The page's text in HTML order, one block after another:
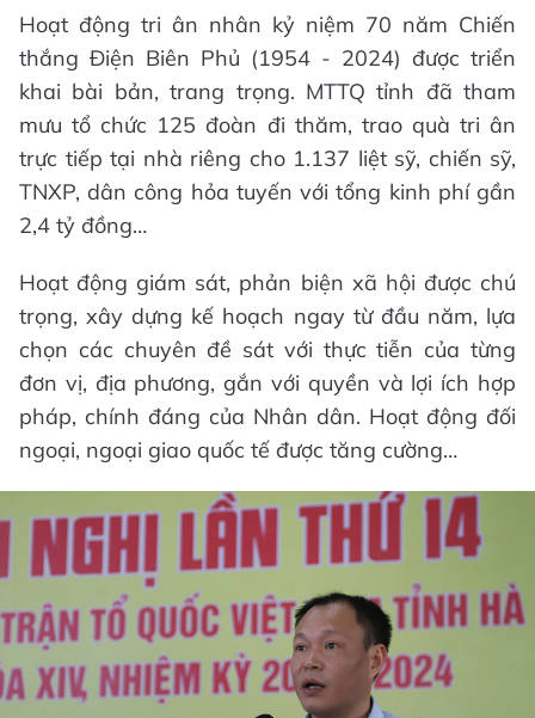
Hoạt động tri ân nhân kỷ niệm 70 năm Chiến
thắng Điện Biên Phủ (1954 - 2024) được triển
khai bài bản, trang trọng. MTTQ tỉnh đã tham
mưu tổ chức 125 đoàn đi thăm, trao quà tri ân
trực tiếp tại nhà riêng cho 1.137 liệt sỹ, chiến sỹ,
TNXP, dân công hỏa tuyến với tổng kinh phí gần
2,4 tỷ đồng…
Hoạt động giám sát, phản biện xã hội được chú
trọng, xây dựng kế hoạch ngay từ đầu năm, lựa
chọn các chuyên đề sát với thực tiễn của từng
đơn vị, địa phương, gắn với quyền và lợi ích hợp
pháp, chính đáng của Nhân dân. Hoạt động đối
ngoại, ngoại giao quốc tế được tăng cường…